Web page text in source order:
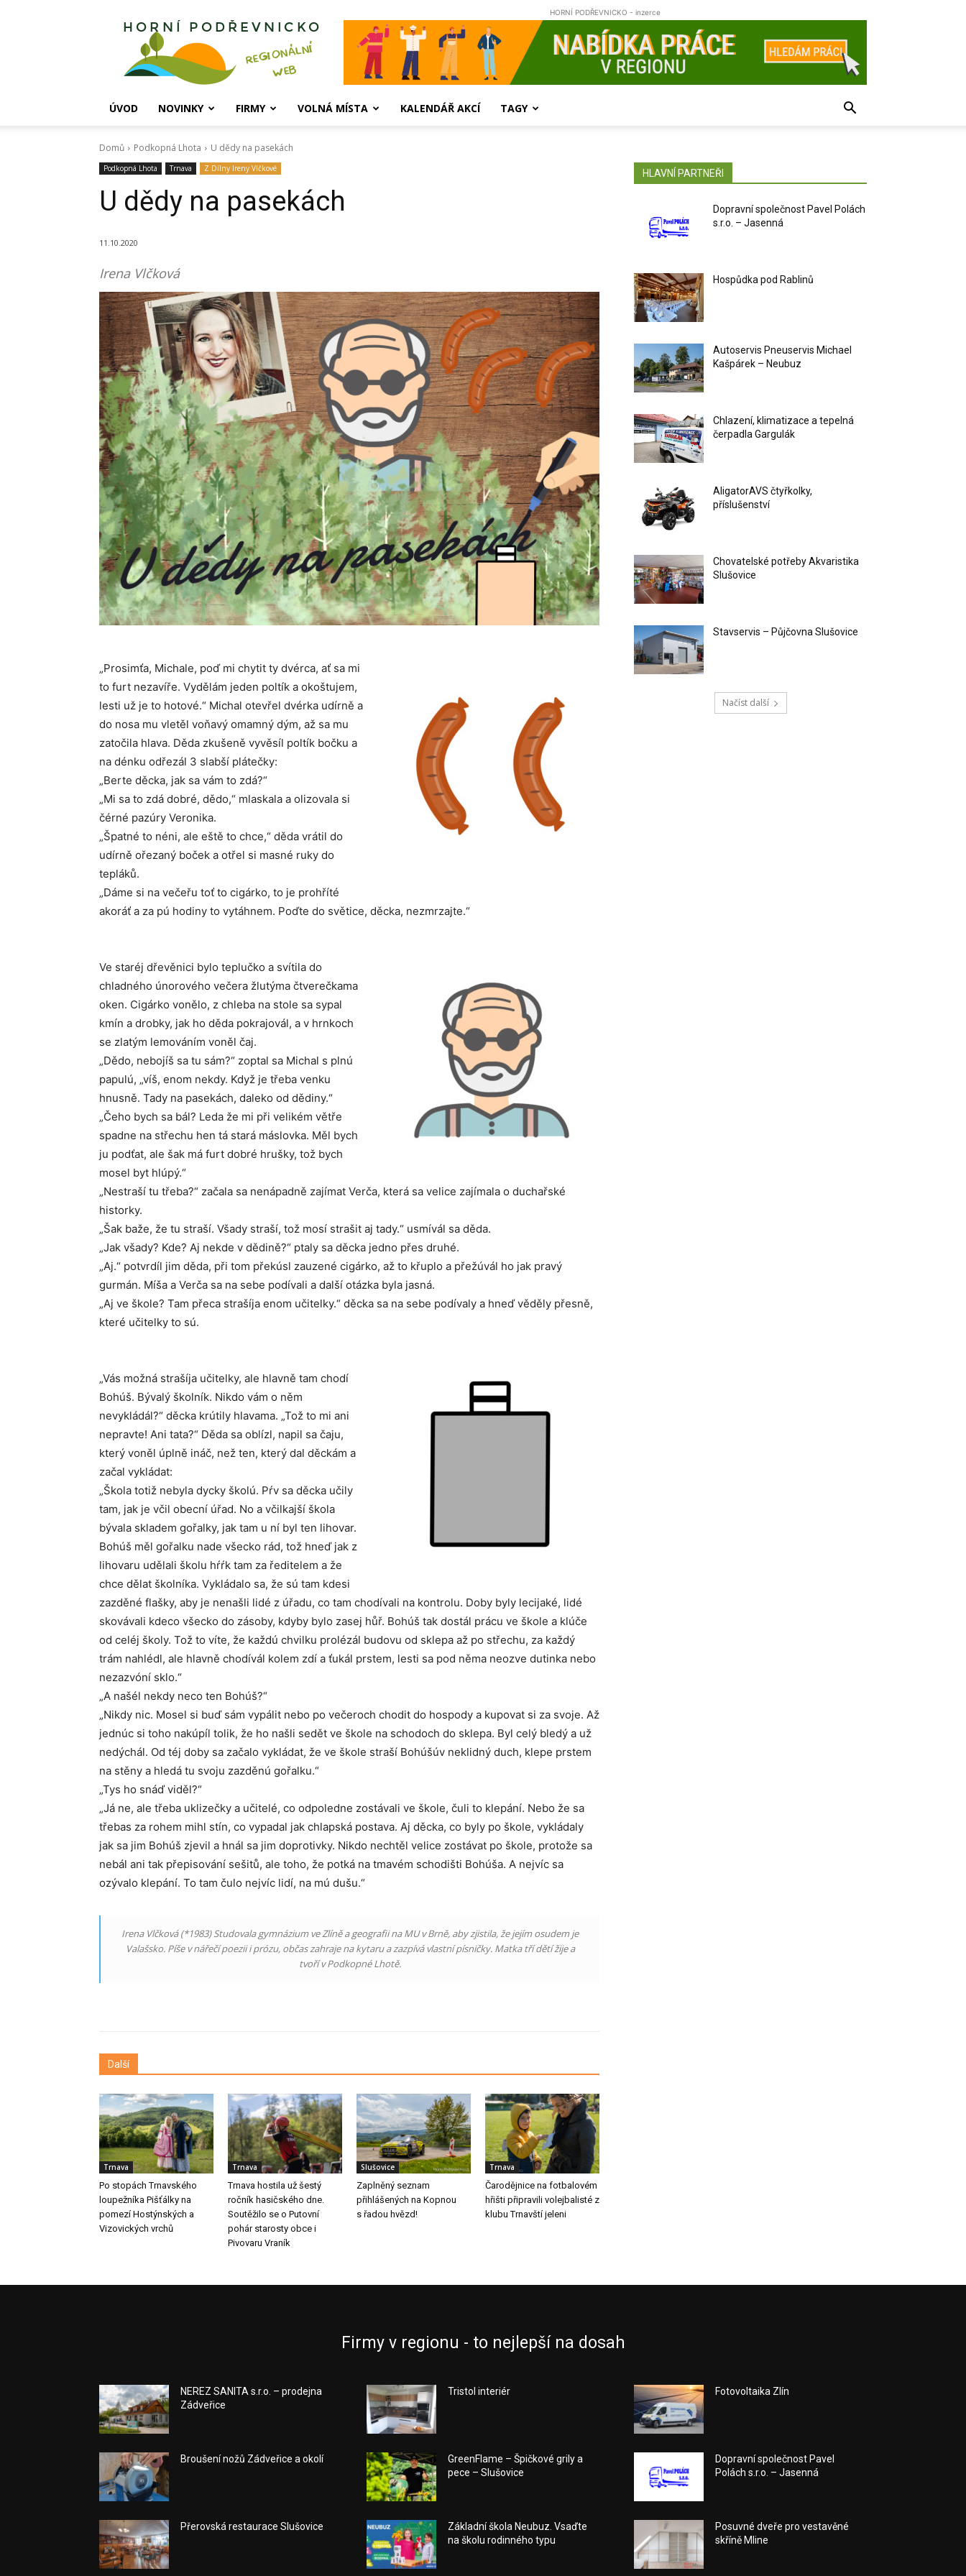
Horní
HORNÍ PODŘEVNICKO - inzerce
ÚVOD NOVINKY FIRMY VOLNÁ MÍSTA KALENDÁŘ AKCÍ TAGY
Domů Podkopná Lhota U dědy na pasekách
Podkopná Lhota Trnava Z Dílny Ireny Vlčkové
U dědy na pasekách
11.10.2020
Irena Vlčková
„Prosimťa, Michale, poď mi chytit ty dvérca, ať sa mi
to furt nezavíře. Vydělám jeden poltík a okoštujem,
lesti už je to hotové.“ Michal otevřel dvérka udírně a
do nosa mu vletěl voňavý omamný dým, až sa mu
zatočila hlava. Děda zkušeně vyvěsíl poltík bočku a
na dénku odřezál 3 slabší plátečky:
„Berte děcka, jak sa vám to zdá?“
„Mi sa to zdá dobré, dědo,“ mlaskala a olizovala si
čérné pazúry Veronika.
„Špatné to néni, ale eště to chce,“ děda vrátil do
udírně ořezaný boček a otřel si masné ruky do
tepláků.
„Dáme si na večeřu toť to cigárko, to je prohříté
akoráť a za pú hodiny to vytáhnem. Poďte do světice, děcka, nezmrzajte.“
Ve staréj dřevěnici bylo teplučko a svítila do
chladného únorového večera žlutýma čtverečkama
oken. Cigárko vonělo, z chleba na stole sa sypal
kmín a drobky, jak ho děda pokrajovál, a v hrnkoch
se zlatým lemováním voněl čaj.
„Dědo, nebojíš sa tu sám?“ zoptal sa Michal s plnú
papulú, „víš, enom nekdy. Když je třeba venku
hnusně. Tady na pasekách, daleko od dědiny.“
„Čeho bych sa bál? Leda že mi při velikém větře
spadne na střechu hen tá stará máslovka. Měl bych
ju podťat, ale šak má furt dobré hrušky, tož bych
mosel byt hlúpý.“
„Nestraší tu třeba?“ začala sa nenápadně zajímat Verča, která sa velice zajímala o duchařské
historky.
„Šak baže, že tu straší. Všady straší, tož mosí strašit aj tady.“ usmívál sa děda.
„Jak všady? Kde? Aj nekde v dědině?“ ptaly sa děcka jedno přes druhé.
„Aj.“ potvrdíl jim děda, při tom překúsl zauzené cigárko, až to křuplo a přežúvál ho jak pravý
gurmán. Míša a Verča sa na sebe podívali a další otázka byla jasná.
„Aj ve škole? Tam přeca strašíja enom učitelky.“ děcka sa na sebe podívaly a hneď věděly přesně,
které učitelky to sú.
„Vás možná strašíja učitelky, ale hlavně tam chodí
Bohúš. Bývalý školník. Nikdo vám o něm
nevykládál?“ děcka krútily hlavama. „Tož to mi ani
nepravte! Ani tata?“ Děda sa oblízl, napil sa čaju,
který voněl úplně ináč, než ten, který dal děckám a
začal vykládat:
„Škola totiž nebyla dycky školú. Pŕv sa děcka učily
tam, jak je včil obecní úřad. No a včilkajší škola
bývala skladem gořalky, jak tam u ní byl ten lihovar.
Bohúš měl gořalku nade všecko rád, tož hneď jak z
lihovaru udělali školu hŕŕk tam za ředitelem a že
chce dělat školníka. Vykládalo sa, že sú tam kdesi
zazděné flašky, aby je nenašli lidé z úřadu, co tam chodívali na kontrolu. Doby byly lecijaké, lidé
skovávali kdeco všecko do zásoby, kdyby bylo zasej hůř. Bohúš tak dostál prácu ve škole a klúče
od celéj školy. Tož to víte, že každú chvilku prolézál budovu od sklepa až po střechu, za každý
trám nahlédl, ale hlavně chodívál kolem zdí a ťukál prstem, lesti sa pod něma neozve dutinka nebo
nezazvóní sklo.“
„A našél nekdy neco ten Bohúš?“
„Nikdy nic. Mosel si buď sám vypálit nebo po večeroch chodit do hospody a kupovat si za svoje. Až
jednúc si toho nakúpíl tolik, že ho našli sedět ve škole na schodoch do sklepa. Byl celý bledý a už
nedýchál. Od téj doby sa začalo vykládat, že ve škole straší Bohúšúv neklidný duch, klepe prstem
na stěny a hledá tu svoju zazděnú gořalku.“
„Tys ho snáď viděl?“
„Já ne, ale třeba uklizečky a učitelé, co odpoledne zostávali ve škole, čuli to klepání. Nebo že sa
třebas za rohem mihl stín, co vypadal jak chlapská postava. Aj děcka, co byly po škole, vykládaly
jak sa jim Bohúš zjevil a hnál sa jim doprotivky. Nikdo nechtěl velice zostávat po škole, protože sa
nebál ani tak přepisování sešitů, ale toho, že potká na tmavém schodišti Bohúša. A nejvíc sa
ozývalo klepání. To tam čulo nejvíc lidí, na mú dušu.“
Irena Vlčková (*1983) Studovala gymnázium ve Zlíně a geografii na MU v Brně, aby zjistila, že jejím osudem je
Valašsko. Píše v nářečí poezii i prózu, občas zahraje na kytaru a zazpívá vlastní písničky. Matka tří dětí žije a
tvoří v Podkopné Lhotě.
Další
Trnava
Po stopách Trnavského
loupežníka Pišťálky na
pomezí Hostýnských a
Vizovických vrchů
Trnava
Trnava hostila už šestý
ročník hasičského dne.
Soutěžilo se o Putovní
pohár starosty obce i
Pivovaru Vraník
Slušovice
Zaplněný seznam
přihlášených na Kopnou
s řadou hvězd!
Trnava
Čarodějnice na fotbalovém
hřišti připravili volejbalisté z
klubu Trnavští jeleni
HLAVNÍ PARTNEŘI
Dopravní společnost Pavel Polách
s.r.o. – Jasenná
Hospůdka pod Rablinů
Autoservis Pneuservis Michael
Kašpárek – Neubuz
Chlazení, klimatizace a tepelná
čerpadla Gargulák
AligatorAVS čtyřkolky,
příslušenství
Chovatelské potřeby Akvaristika
Slušovice
Stavservis – Půjčovna Slušovice
Načíst další
Firmy v regionu - to nejlepší na dosah
NEREZ SANITA s.r.o. – prodejna
Zádveřice
Broušení nožů Zádveřice a okolí
Přerovská restaurace Slušovice
Tristol interiér
GreenFlame – Špičkové grily a
pece – Slušovice
Základní škola Neubuz. Vsaďte
na školu rodinného typu
Fotovoltaika Zlín
Dopravní společnost Pavel
Polách s.r.o. – Jasenná
Posuvné dveře pro vestavěné
skříně Mline